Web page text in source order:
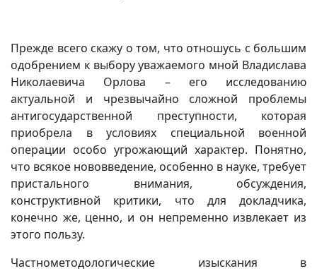
Прежде всего скажу о том, что отношусь с большим
одобрением к выбору уважаемого мной Владислава
Николаевича Орлова – его исследованию
актуальной и чрезвычайно сложной проблемы
антигосударственной преступности, которая
приобрела в условиях специальной военной
операции особо угрожающий характер. Понятно,
что всякое нововведение, особенно в науке, требует
пристального внимания, обсуждения,
конструктивной критики, что для докладчика,
конечно же, ценно, и он непременно извлекает из
этого пользу.
Частнометодологические изыскания в